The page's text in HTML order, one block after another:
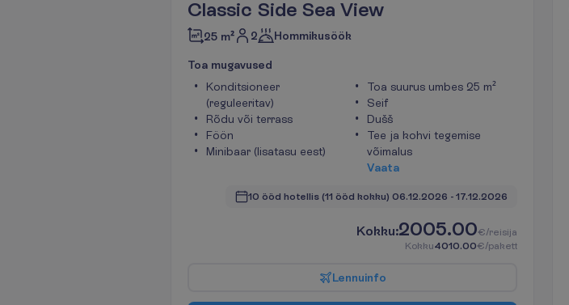
Classic Side Sea View
25 m² 2 Hommikusöök
Toa mugavused
Konditsioneer
(reguleeritav)
Rõdu või terrass
Föön
Minibaar (lisatasu eest)
Toa suurus umbes 25 m²
Seif
Dušš
Tee ja kohvi tegemise
võimalus
Vaata
10 ööd hotellis (11 ööd kokku) 06.12.2026 - 17.12.2026
Kokku:2005.00€/reisija
Kokku4010.00€/pakett
Lennuinfo